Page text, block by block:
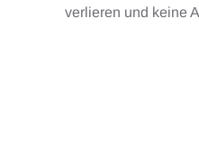
verlieren und keine